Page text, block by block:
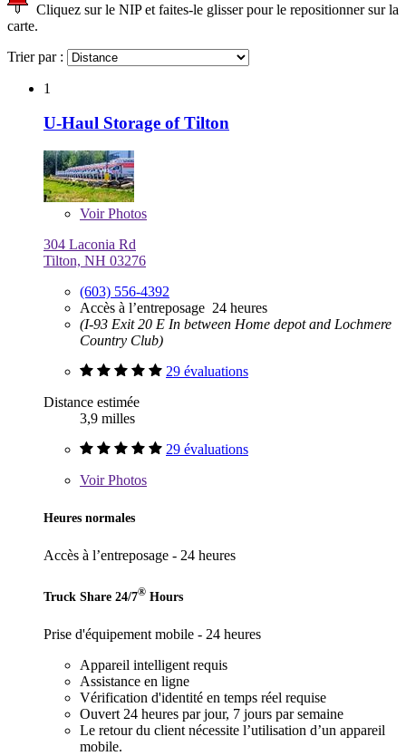
Cliquez sur le NIP et faites-le glisser pour le repositionner sur la
carte.
Trier par :
1
U-Haul Storage of Tilton
VoirPhotos
304 Laconia Rd
Tilton, NH 03276
(603) 556-4392
Accès à l’entreposage 24 heures
(I-93 Exit 20 E In between Home depot and Lochmere
Country Club)
29 évaluations
Distance estimée
3,9 milles
29 évaluations
VoirPhotos
Heures normales
Accès à l’entreposage - 24 heures
Truck Share 24/7® Hours
Prise d'équipement mobile - 24 heures
Appareil intelligent requis
Assistance en ligne
Vérification d'identité en temps réel requise
Ouvert 24 heures par jour, 7 jours par semaine
Le retour du client nécessite l’utilisation d’un appareil
mobile.